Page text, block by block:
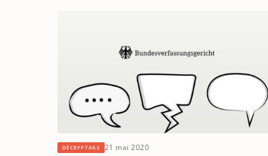
DÉCRYPTAGE 21 mai 2020